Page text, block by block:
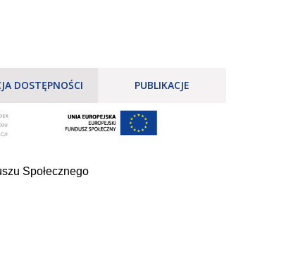
DOSTĘPNOŚCI PUBLIKACJE
Społecznego